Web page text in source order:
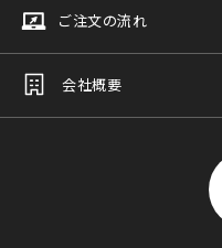
ご注文の流れ
会社概要